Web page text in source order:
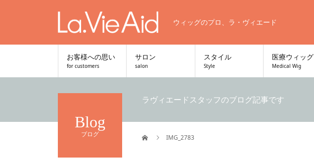
ウィッグのプロ、ラ・ヴィエード
お客様への思い
for customers
サロン
salon
スタイル
Style
医療ウィッグ
Medical Wig
Blog
ブログ
ラヴィエードスタッフのブログ記事です
IMG_2783